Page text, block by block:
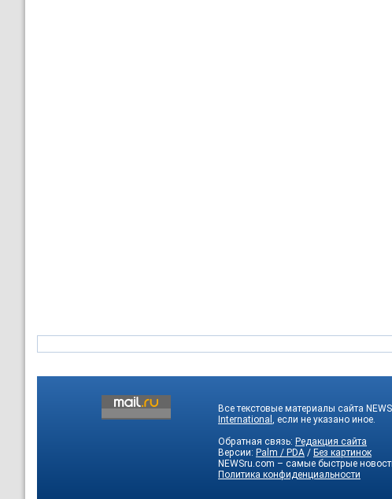
Все текстовые материалы сайта
International , если не указано иное.
Обратная связь: Редакция сайта
Версии: Palm / PDA / Без картинок
NEWSru.com – самые быстрые
Политика конфиденциальности